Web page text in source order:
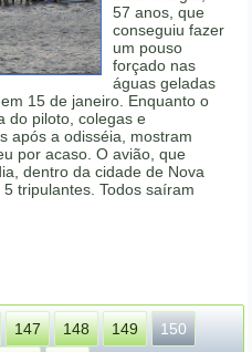
57 anos, que
conseguiu fazer
um pouso
forçado nas
águas geladas
15 de janeiro. Enquanto o
do piloto, colegas e
após a odisséia, mostram
por acaso. O avião, que
dentro da cidade de Nova
tripulantes. Todos saíram
147 148 149 150